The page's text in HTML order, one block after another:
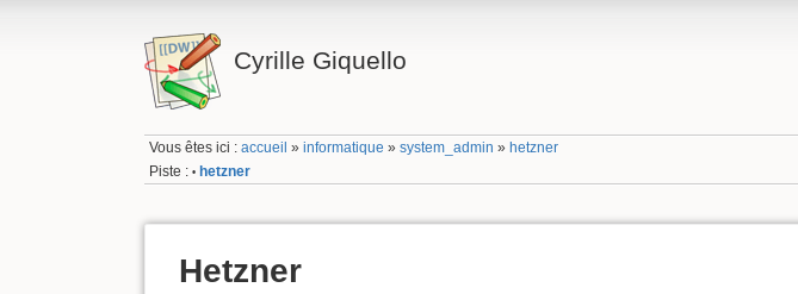
Cyrille Giquello
Vous êtes ici :accueil »informatique »system_admin » hetzner
Piste : • hetzner
Hetzner